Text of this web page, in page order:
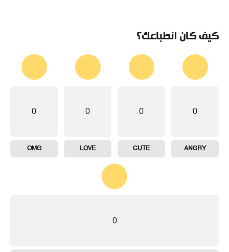
كيف كان انطباعك؟
0
ANGRY
0
CUTE
0
LOVE
0
OMG
0